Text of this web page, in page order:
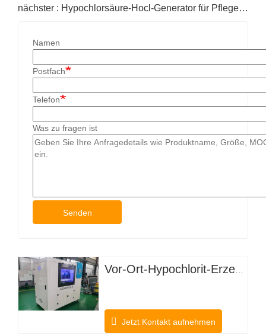
nächster : Hypochlorsäure-Hocl-Generator für Pflegeheime
Namen
Postfach
Telefon
Was zu fragen ist
Senden
Jetzt Kontakt aufnehmen